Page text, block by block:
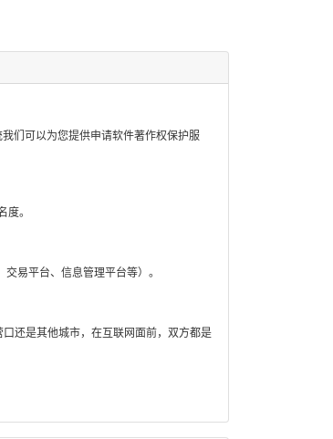
们可以为您提供申请软件著作权保护服
。
易平台、信息管理平台等）。
还是其他城市，在互联网面前，双方都是